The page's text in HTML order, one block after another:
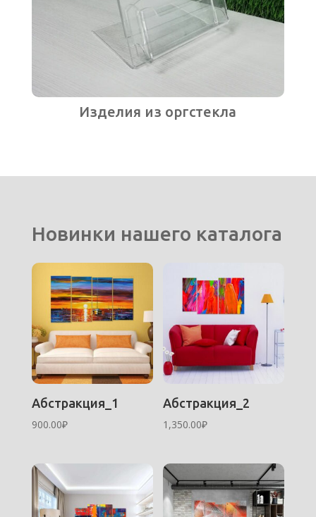
Изделия из оргстекла
Новинки нашего каталога
Абстракция_1
900.00₽
Абстракция_2
1,350.00₽